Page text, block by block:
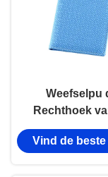
Weefselpu
Rechthoek
het
Vind de